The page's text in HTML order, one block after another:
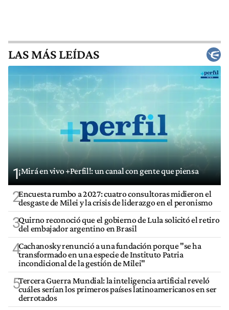
LAS MÁS LEÍDAS
1¡Mirá en vivo +Perfil!: un canal con gente que piensa
2Encuesta rumbo a 2027: cuatro consultoras midieron el
desgaste de Milei y la crisis de liderazgo en el peronismo
3Quirno reconoció que el gobierno de Lula solicitó el retiro
del embajador argentino en Brasil
4Cachanosky renunció a una fundación porque "se ha
transformado en una especie de Instituto Patria
incondicional de la gestión de Milei"
5Tercera Guerra Mundial: la inteligencia artificial reveló
cuáles serían los primeros países latinoamericanos en ser
derrotados